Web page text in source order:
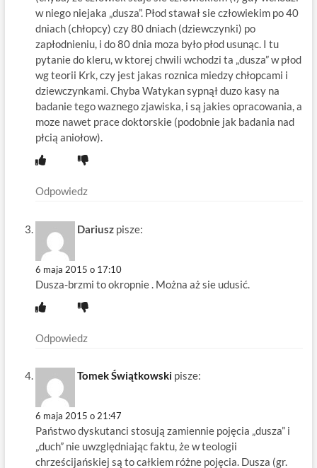
w niego niejaka „dusza”. Płod stawał sie człowiekim po 40
dniach (chłopcy) czy 80 dniach (dziewczynki) po
zapłodnieniu, i do 80 dnia moza było płod usunąc. I tu
pytanie do kleru, w ktorej chwili wchodzi ta „dusza” w płod
wg teorii Krk, czy jest jakas roznica miedzy chłopcami i
dziewczynkami. Chyba Watykan sypnął duzo kasy na
badanie tego waznego zjawiska, i są jakies opracowania, a
moze nawet prace doktorskie (podobnie jak badania nad
płcią aniołow).
Odpowiedz
Dariusz pisze:
6 maja 2015 o 17:10
Dusza-brzmi to okropnie . Można aż sie udusić.
Odpowiedz
Tomek Świątkowski pisze:
6 maja 2015 o 21:47
Państwo dyskutanci stosują zamiennie pojęcia „dusza” i
„duch” nie uwzględniając faktu, że w teologii
chrześcijańskiej są to całkiem różne pojęcia. Dusza (gr.